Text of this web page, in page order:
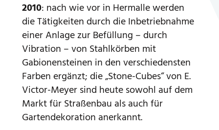
2010: nach wie vor in Hermalle werden
die Tätigkeiten durch die Inbetriebnahme
einer Anlage zur Befüllung – durch
Vibration – von Stahlkörben mit
Gabionensteinen in den verschiedensten
Farben ergänzt; die „Stone-Cubes“ von E.
Victor-Meyer sind heute sowohl auf dem
Markt für Straßenbau als auch für
Gartendekoration anerkannt.